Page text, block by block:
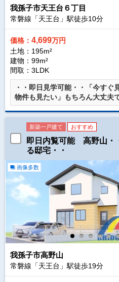
我孫子市天王台６丁目
常磐線「天王台」駅徒歩10分
価格： 4,699万円
土地：195m²
建物：99m²
間取：3LDK
・・即日見学可能・・「今すぐ
物件も見たい」もちろん大丈夫
新築一戸建て おすすめ
即日内覧可能 高野山・
る邸宅・・
画像多数
我孫子市高野山
常磐線「天王台」駅徒歩19分